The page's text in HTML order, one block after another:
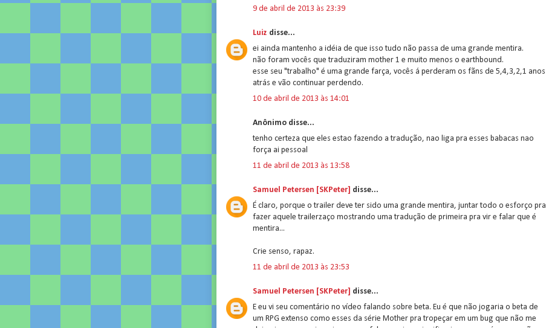
9 de abril de 2013 às 23:39
Luiz disse...
ei ainda mantenho a idéia de que isso tudo não passa de uma grande mentira.
não foram vocês que traduziram mother 1 e muito menos o earthbound.
esse seu "trabalho" é uma grande farça, vocês á perderam os fãns de 5,4,3,2,1 anos
atrás e vão continuar perdendo.
10 de abril de 2013 às 14:01
Anônimo disse...
tenho certeza que eles estao fazendo a tradução, nao liga pra esses babacas nao
força ai pessoal
11 de abril de 2013 às 13:58
Samuel Petersen [SKPeter] disse...
É claro, porque o trailer deve ter sido uma grande mentira, juntar todo o esforço pra
fazer aquele trailerzaço mostrando uma tradução de primeira pra vir e falar que é
mentira...
Crie senso, rapaz.
11 de abril de 2013 às 23:53
Samuel Petersen [SKPeter] disse...
E eu vi seu comentário no vídeo falando sobre beta. Eu é que não jogaria o beta de
um RPG extenso como esses da série Mother pra tropeçar em um bug que não me